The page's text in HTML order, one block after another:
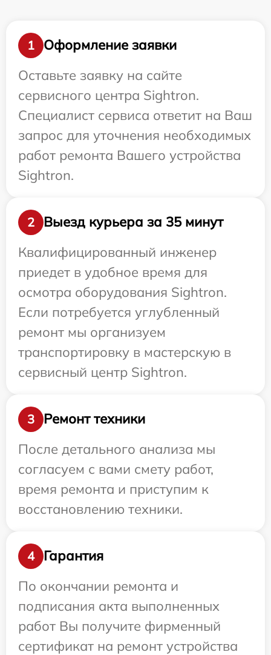
1
Оформление заявки
Оставьте заявку на сайте
сервисного центра Sightron.
Специалист сервиса ответит на Ваш
запрос для уточнения необходимых
работ ремонта Вашего устройства
Sightron.
2
Выезд курьера за 35 минут
Квалифицированный инженер
приедет в удобное время для
осмотра оборудования Sightron.
Если потребуется углубленный
ремонт мы организуем
транспортировку в мастерскую в
сервисный центр Sightron.
3
Ремонт техники
После детального анализа мы
согласуем с вами смету работ,
время ремонта и приступим к
восстановлению техники.
4
Гарантия
По окончании ремонта и
подписания акта выполненных
работ Вы получите фирменный
сертификат на ремонт устройства